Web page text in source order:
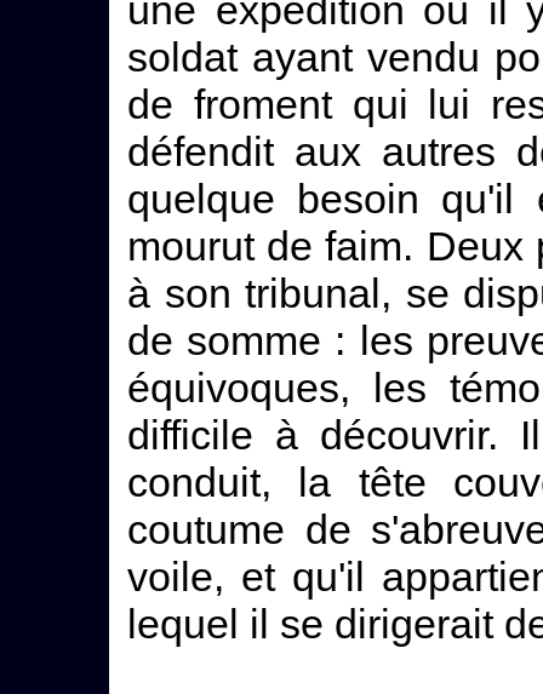
une expédition où il
soldat ayant vendu
de froment qui lui
défendit aux autres
quelque besoin
mourut de faim. Deux
à son tribunal, se
de somme : les
équivoques, les
difficile à découvrir.
conduit, la tête
coutume de
voile, et qu'il
lequel il se dirigerait